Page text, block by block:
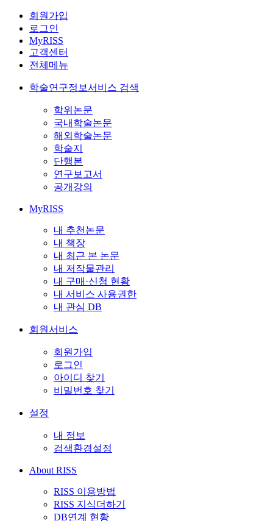
회원가입
로그인
MyRISS
고객센터
전체메뉴
학술연구정보서비스 검색
학위논문
국내학술논문
해외학술논문
학술지
단행본
연구보고서
공개강의
MyRISS
내 추천논문
내 책장
내 최근 본 논문
내 저작물관리
내 구매·신청 현황
내 서비스 사용권한
내 관심 DB
회원서비스
회원가입
로그인
아이디 찾기
비밀번호 찾기
설정
내 정보
검색환경설정
About RISS
RISS 이용방법
RISS 지식더하기
DB연계 현황